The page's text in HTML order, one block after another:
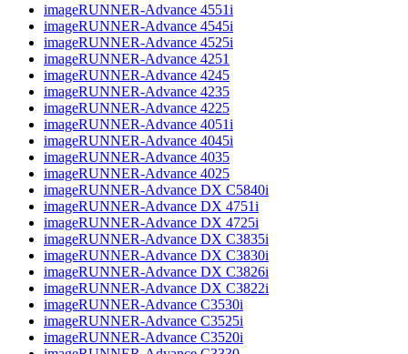
imageRUNNER-Advance 4551i
imageRUNNER-Advance 4545i
imageRUNNER-Advance 4525i
imageRUNNER-Advance 4251
imageRUNNER-Advance 4245
imageRUNNER-Advance 4235
imageRUNNER-Advance 4225
imageRUNNER-Advance 4051i
imageRUNNER-Advance 4045i
imageRUNNER-Advance 4035
imageRUNNER-Advance 4025
imageRUNNER-Advance DX C5840i
imageRUNNER-Advance DX 4751i
imageRUNNER-Advance DX 4725i
imageRUNNER-Advance DX C3835i
imageRUNNER-Advance DX C3830i
imageRUNNER-Advance DX C3826i
imageRUNNER-Advance DX C3822i
imageRUNNER-Advance C3530i
imageRUNNER-Advance C3525i
imageRUNNER-Advance C3520i